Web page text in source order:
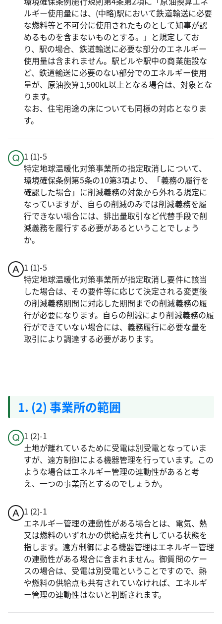
ルギー使用量には、(中略)駅において鉄道輸送に必要
な燃料等と不可分に使用されたものとして知事が認
めるものを含まないものとする。」と規定してお
り、駅の場合、鉄道輸送に必要な部分のエネルギー
使用量は含まれません。駅ビルや駅中の商業施設な
ど、鉄道輸送に必要のない部分でのエネルギー使用
量が、原油換算1,500kL以上となる場合は、対象とな
ります。
なお、住宅用途の床についても同様の対応となりま
す。
1 (1)-5
特定地球温暖化対策事業所の指定取消しについて、
環境確保条例第5条の10第3項より、「義務の履行を
確認した場合」に削減義務の対象から外れる規定に
なっていますが、自らの削減のみでは削減義務を履
行できない場合には、排出量取引など代替手段で削
減義務を履行する必要があるということでしょう
か。
1 (1)-5
特定地球温暖化対策事業所が指定取消し要件に該当
した場合は、その要件等に応じて決定される変更後
の削減義務期間に対応した期間までの削減義務の履
行が必要になります。自らの削減により削減義務の履
行ができていない場合には、義務履行に必要な量を
取引により調達する必要があります。
1. (2) 事業所の範囲
1 (2)-1
土地が離れているために受電は別受電となっていま
すが、遠方制御による機器管理を行っています。この
ような場合はエネルギー管理の連動性があると考
え、一つの事業所とするのでしょうか。
1 (2)-1
エネルギー管理の連動性がある場合とは、電気、熱
又は燃料のいずれかの供給点を共有している状態を
指します。遠方制御による機器管理はエネルギー管理
の連動性がある場合に含まれません。御質問のケー
スの場合は、受電は別受電ということですので、熱
や燃料の供給点も共有されていなければ、エネルギ
ー管理の連動性はないと判断されます。